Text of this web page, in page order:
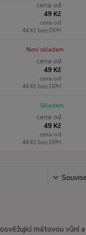
cena od
49 Kč
cena od
44 Kč bez DPH
cena od
49 Kč
cena od
44 Kč bez DPH
Není skladem
cena od
49 Kč
cena od
44 Kč bez DPH
Skladem
mátovou vůní